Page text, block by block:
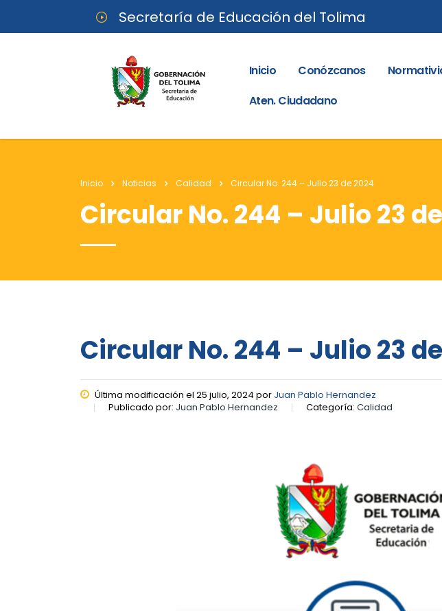
Secretaría de Educación del Tolima
Inicio Conózcanos
Aten. Ciudadano
Inicio Noticias Calidad Circular No. 244 – Julio 23 de 2024
Circular No. 244 – Julio 23
Circular No. 244 – Julio 23
Última modificación el 25 julio, 2024 por Juan Pablo Hernandez
Publicado por: Juan Pablo Hernandez Categoría: Calidad